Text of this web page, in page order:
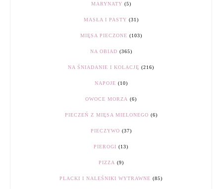
MARYNATY (5)
MASŁA I PASTY (31)
MIĘSA PIECZONE (103)
NA OBIAD (365)
NA ŚNIADANIE I KOLACJĘ (216)
NAPOJE (10)
OWOCE MORZA (6)
PIECZEŃ Z MIĘSA MIELONEGO (6)
PIECZYWO (37)
PIEROGI (13)
PIZZA (9)
PLACKI I NALEŚNIKI WYTRAWNE (85)